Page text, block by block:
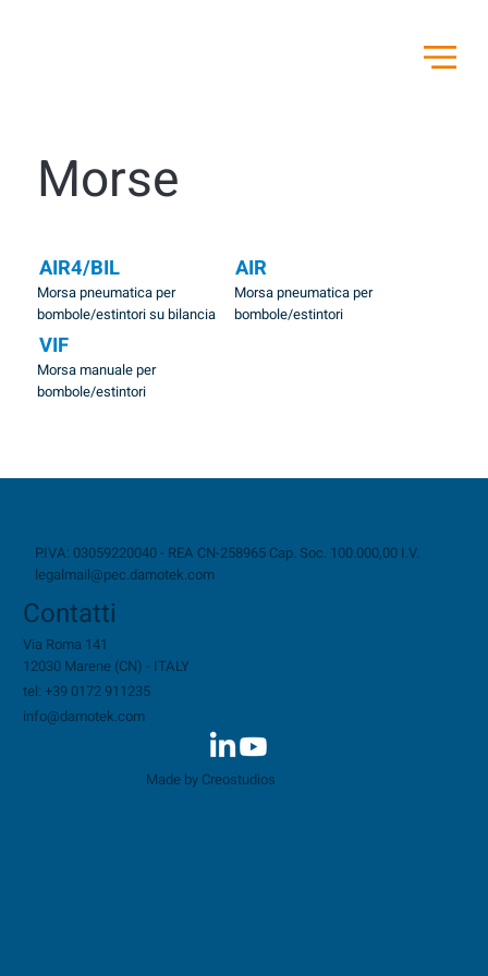
Morse
AIR4/BIL
Morsa pneumatica per
bombole/estintori su bilancia
AIR
Morsa pneumatica per
bombole/estintori
VIF
Morsa manuale per
bombole/estintori
P.IVA: 03059220040 - REA CN-258965 Cap. Soc. 100.000,00 I.V.
legalmail@pec.damotek.com
Made by Creostudios
Contatti
Via Roma 141
12030 Marene (CN) - ITALY
tel: +39 0172 911235
info@damotek.com